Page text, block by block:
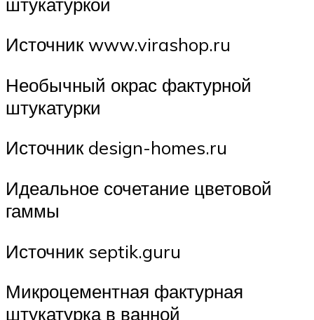
Источник www.virashop.ru
Необычный окрас фактурной
штукатурки
Источник design-homes.ru
Идеальное сочетание цветовой
гаммы
Источник septik.guru
Микроцементная фактурная
штукатурка в ванной